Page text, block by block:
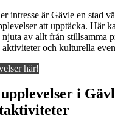
intresse är Gävle en stad
att upptäcka. Här
av allt från stillsamma
och kulturella
här!
i